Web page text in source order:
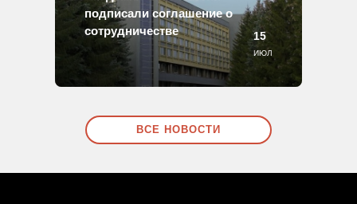
подписали соглашение о
сотрудничестве
15
ИЮЛ
ВСЕ НОВОСТИ